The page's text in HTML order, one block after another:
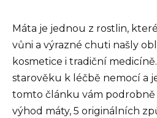
Máta je jednou z rostlin,
vůni a výrazné chuti našly
kosmetice i tradiční
starověku k léčbě nemocí a
tomto článku vám podrobně
výhod máty, 5 originálních